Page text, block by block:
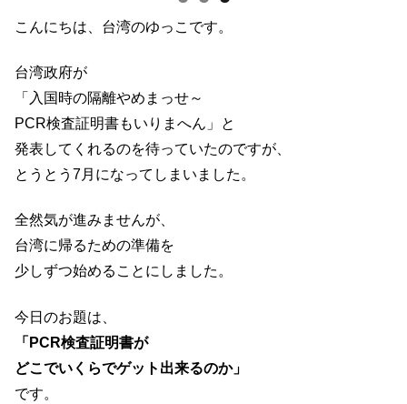
こんにちは、台湾のゆっこです。
台湾政府が
「入国時の隔離やめまっせ～
PCR検査証明書もいりまへん」と
発表してくれるのを待っていたのですが、
とうとう7月になってしまいました。
全然気が進みませんが、
台湾に帰るための準備を
少しずつ始めることにしました。
今日のお題は、
「PCR検査証明書が
どこでいくらでゲット出来るのか」
です。